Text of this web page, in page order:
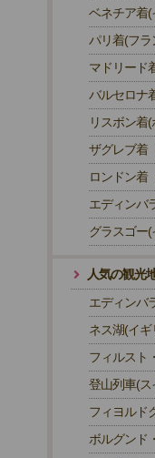
ベネチア着(
パリ着(フラ
マドリード
バルセロナ
リスボン着
ザグレブ着
ロンドン着
エディンバ
グラスゴー
人気の観光
エディンバ
ネス湖(イギ
フィルスト
登山列車(ス
フィヨルド
ボルグンド